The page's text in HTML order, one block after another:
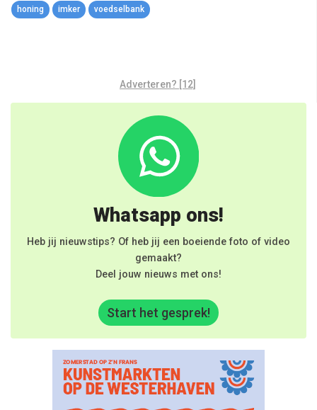
honing imker voedselbank
Adverteren? [12]
Whatsapp ons!
Heb jij nieuwstips? Of heb jij een boeiende foto of video
gemaakt?
Deel jouw nieuws met ons!
Start het gesprek!